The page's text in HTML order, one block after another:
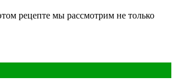
рецепте мы рассмотрим не только